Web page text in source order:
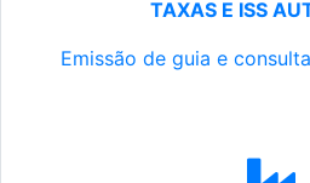
TAXAS E ISS
Emissão de guia e